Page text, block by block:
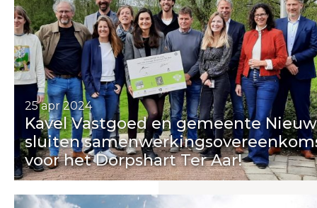
25 apr 2024
Kavel Vastgoed en gemeente
sluiten
voor het Dorpshart Ter Aar!